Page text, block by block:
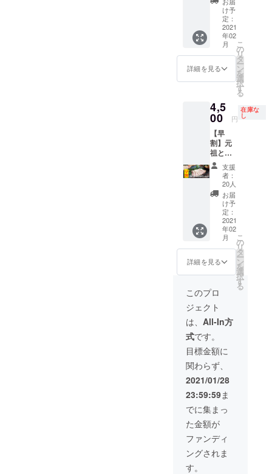
年1月）
（ご家
庭の冷
凍庫保
存の場
合はお
早めに
い） ＜
包装形
態＞個
パック
包装 ＜
解凍方
法＞冷
蔵庫に
て8時間
程解凍
する
か、お
急ぎの
場合は
パック
水解凍
してく
い。 ＜
召し上
がり方
＞加熱
すので
そのま
までも
召し上
がれま
すが、
加熱
（フラ
イパン
や電子
レン
ジ）し
ていた
・元祖
とんと
ろフラ
ンクフ
ルト
160g×2
・感謝
ルを送
らせて
頂きま
す。 ＜
保存方
法＞要
冷凍－
18℃以
味期限
＞製造
後1年
（2022
年1月）
（ご家
庭の冷
凍庫保
早めに
上がり
くださ
い） ＜
包装形
態＞個
パック
包装 ＜
解凍方
蔵庫に
て8時間
程解凍
する
か、お
急ぎの
場合は
セット
内容＞
・元祖
とんと
ろハム
130g ・
元祖と
んとろ
チャー
100g ・
元祖と
んとろ
照り焼
き 100g
・元祖
とんと
ろベー
コン
100g ・
元祖と
んとろ
フラン
クフル
ト 160g
＜保存
方法＞
以下 ＜
賞味期
限＞製
造後1年
（2022
年1月）
（ご家
庭の冷
凍庫保
存の場
合はお
早めに
お召し
上がり
くださ
い） ＜
包装形
態＞個
け予
定：
2021
年02
月
詳細を見る
こ
の
リ
タ
ー
ン
を
選
択
す
る
4,5
00 円
在庫な
し
【早
割】元
祖とん
とろ尽
くし
セット×
１ ＜
セット
内容＞
・元祖
とんと
ろハム
130g ・
元祖と
んとろ
チャー
シュー
100g ・
元祖と
んとろ
照り焼
き 100g
・元祖
とんと
ろベー
コン
100g ・
元祖と
んとろ
フラン
クフル
ト 160g
＜保存
方法＞
支援
者：
20人
お届
け予
定：
2021
年02
月
詳細を見る
こ
の
リ
タ
ー
ン
を
選
択
す
る
このプロ
ジェクト
は、 All-In方
式です。
目標金額に
関わらず、
2021/01/28
23:59:59ま
でに集まっ
た金額が
ファンディ
ングされま
す。